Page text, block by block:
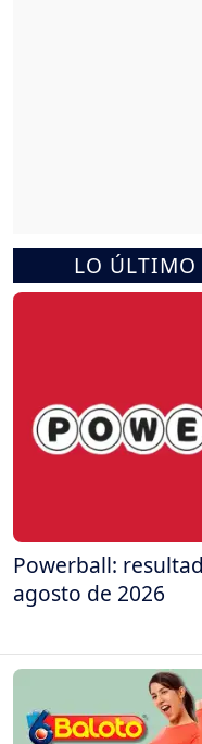
LO ÚLTIMO
Powerball:
agosto de 2026